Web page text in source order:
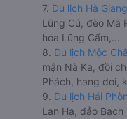
7. Du lịch Hà
Lũng Cú, đèo Mã
hóa Lũng Cẩm,...
8. Du lịch Mộc
mận Nà Ka, đồi
Phách, hang dơi,
9. Du lịch Hải
Lan Hạ, đảo